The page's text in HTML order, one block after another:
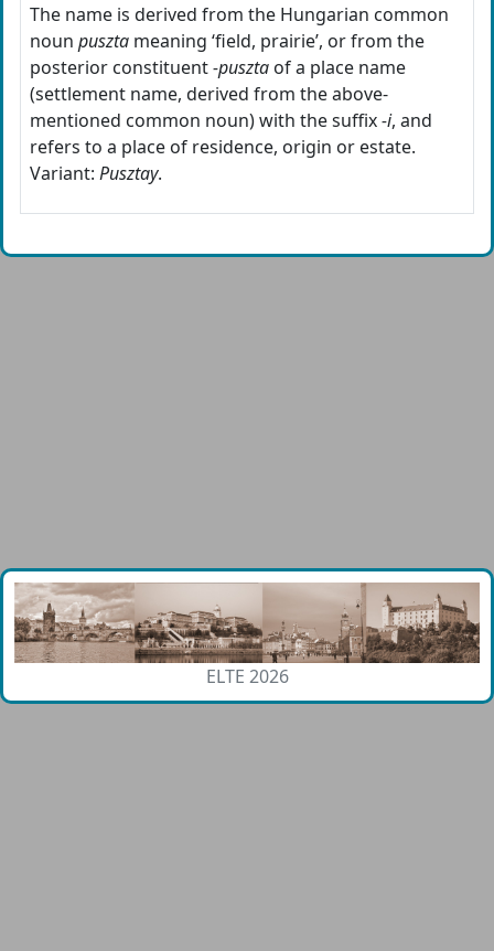
The name is derived from the Hungarian common
noun puszta meaning ‘field, prairie’, or from the
posterior constituent-puszta of a place name
(settlement name, derived from the above-
mentioned common noun) with the suffix-i, and
refers to a place of residence, origin or estate.
Variant: Pusztay.
ELTE 2026